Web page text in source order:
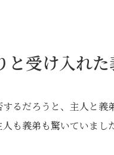
と受け入れた
るだろうと、主人と
も義弟も驚いていま